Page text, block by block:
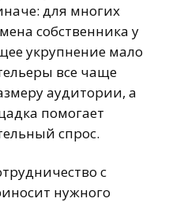
для многих
собственника у
укрупнение мало
все чаще
аудитории, а
помогает
спрос.
с
нужного